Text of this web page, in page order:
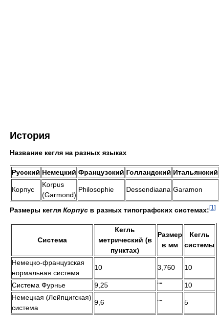
История
Название кегля на разных языках
Русский Немецкий Французский Голландский Итальянский
Корпус
Korpus
(Garmond)
Philosophie Dessendiaana Garamon
Размеры кегля Корпус в разных типографских системах:[1]
Система
Кегль
метрический (в
пунктах)
Размер
в мм
Кегль
системы
Немецко-французская
нормальная система
10 3,760 10
Система Фурнье 9,25 ""
10
Немецкая (Лейпцигская)
система
9,6 "" 5